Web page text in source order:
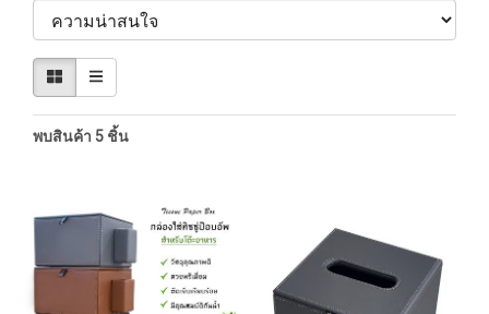
พบสินค้า 5 ชิ้น